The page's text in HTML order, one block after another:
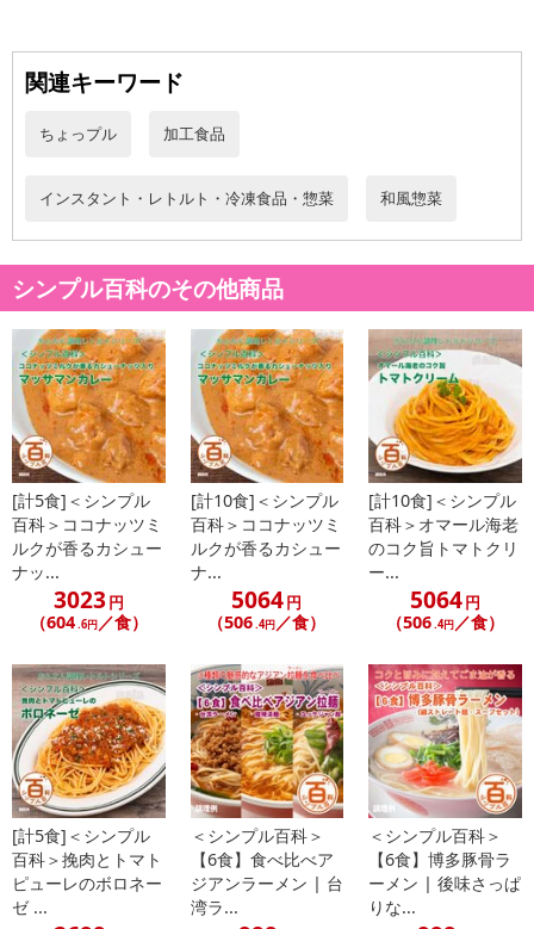
だいた後のご感想をいただくことを目的としており、転売等は固く
転売等、目的以外での利用が確認された場合は、サービス利用を停
配送伝票番号がマイページに表示されない場合もございます。予
めご了承ください。
発送日カレンダー
■その他共通および商品カテゴリー別注意事項（※必ずご確認くだ
さい）
こちらの情報は2026-07-09 14:13:35.0での情報となります。
関連キーワード
ちょっプル 加工食品
インスタント・レトルト・冷凍食品・惣菜 和風惣菜
シンプル百科のその他商品
[計5食]＜シンプル
百科＞ココナッツミ
ルクが香るカシュー
ナッ...
3023円
（604.6円／食）
[計10食]＜シンプル
百科＞ココナッツミ
ルクが香るカシュー
ナ...
5064円
（506.4円／食）
[計10食]＜シンプル
百科＞オマール海老
のコク旨トマトクリ
ー...
5064円
（506.4円／食）
[計5食]＜シンプル
百科＞挽肉とトマト
ピューレのボロネー
ゼ ...
＜シンプル百科＞
【6食】食べ比べア
ジアンラーメン | 台
湾ラ...
＜シンプル百科＞
【6食】博多豚骨ラ
ーメン | 後味さっぱ
りな...